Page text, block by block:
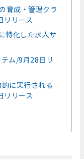
育成・管理クラ
リリース
特化した求人サ
テム/9月28日リ
に実行される
リリース